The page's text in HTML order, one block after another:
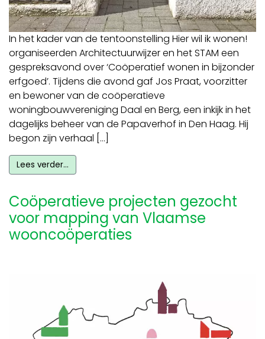
In het kader van de tentoonstelling Hier wil ik wonen!
organiseerden Architectuurwijzer en het STAM een
gespreksavond over ‘Coöperatief wonen in bijzonder
erfgoed’. Tijdens die avond gaf Jos Praat, voorzitter
en bewoner van de coöperatieve
woningbouwvereniging Daal en Berg, een inkijk in het
dagelijks beheer van de Papaverhof in Den Haag. Hij
begon zijn verhaal […]
Lees verder…
Coöperatieve projecten gezocht
voor mapping van Vlaamse
wooncoöperaties